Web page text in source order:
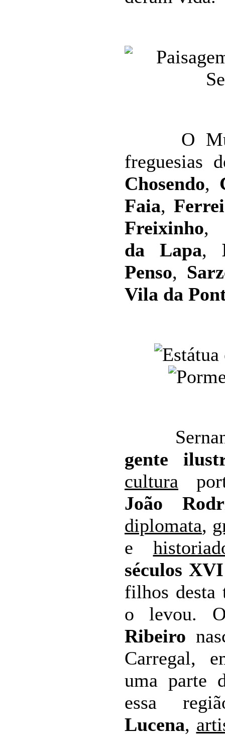
O
freguesias
Chosendo,
Faia,
Freixinho
da Lapa,
Penso,
Vila da
gente
cultura
João
diplomata,
e
séculos XVI
filhos desta
o levou.
Ribeiro
Carregal,
uma parte
essa
Lucena,